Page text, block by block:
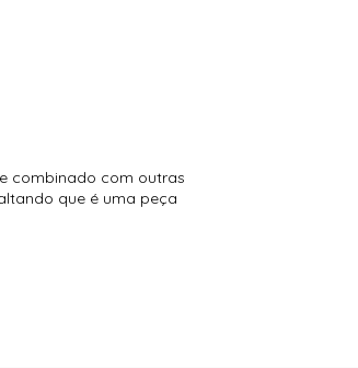
combinado com outras
que é uma peça